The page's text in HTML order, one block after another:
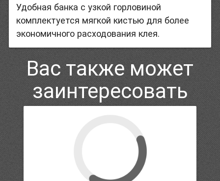
Удобная банка с узкой горловиной
комплектуется мягкой кистью для более
экономичного расходования клея.
Вас также может
заинтересовать